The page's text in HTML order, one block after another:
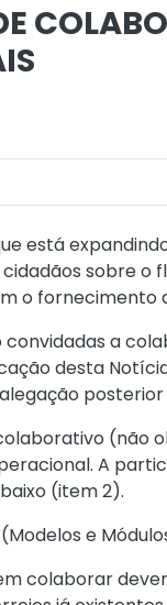
está
sobre o
o fornecimento
convidadas a
desta
(não
A
(item 2).
e
colaborar